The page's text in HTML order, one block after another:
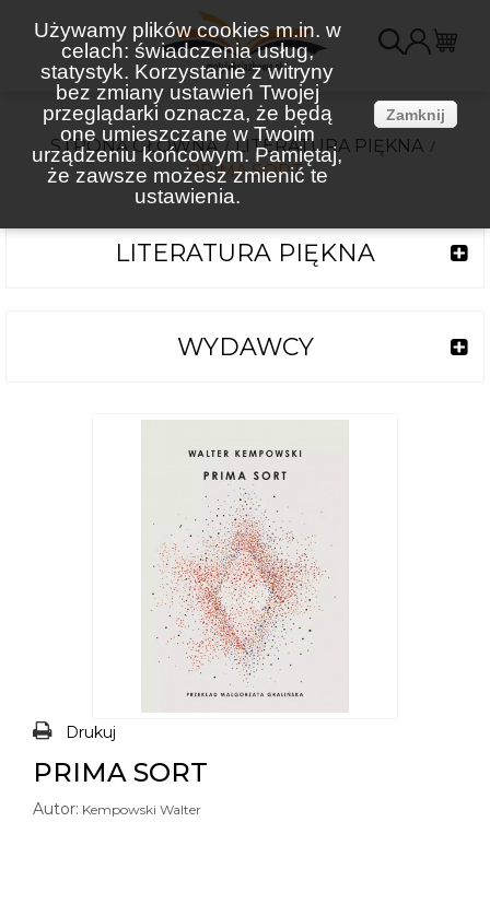
Używamy plików cookies m.in. w
celach: świadczenia usług,
statystyk. Korzystanie z witryny
bez zmiany ustawień Twojej
przeglądarki oznacza, że będą
one umieszczane w Twoim
urządzeniu końcowym. Pamiętaj,
że zawsze możesz zmienić te
ustawienia.
Zamknij
STRONA GŁÓWNA
LITERATURA PIĘKNA
PRIMA SORT
LITERATURA PIĘKNA
WYDAWCY
Drukuj
PRIMA SORT
Autor: Kempowski Walter